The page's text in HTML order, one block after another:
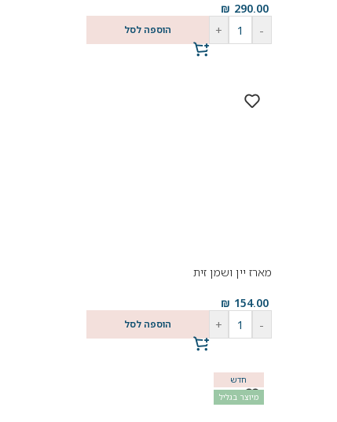
290.00
₪
-
+ הוספה לסל
מארז יין ושמן זית
154.00
₪
-
+ הוספה לסל
חדש
מיוצר בגליל